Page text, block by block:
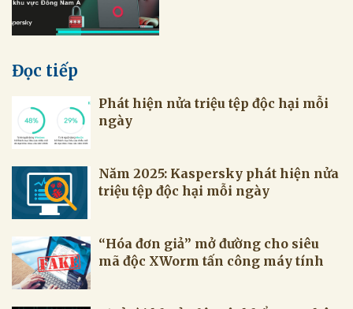
Đọc tiếp
Phát hiện nửa triệu tệp độc hại mỗi
ngày
Năm 2025: Kaspersky phát hiện nửa
triệu tệp độc hại mỗi ngày
“Hóa đơn giả” mở đường cho siêu
mã độc XWorm tấn công máy tính